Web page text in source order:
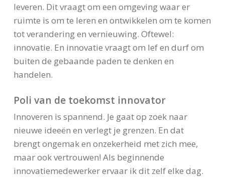
leveren. Dit vraagt om een omgeving waar er
ruimte is om te leren en ontwikkelen om te komen
tot verandering en vernieuwing. Oftewel:
innovatie. En innovatie vraagt om lef en durf om
buiten de gebaande paden te denken en
handelen.
Poli van de toekomst innovator
Innoveren is spannend. Je gaat op zoek naar
nieuwe ideeën en verlegt je grenzen. En dat
brengt ongemak en onzekerheid met zich mee,
maar ook vertrouwen! Als beginnende
innovatiemedewerker ervaar ik dit zelf elke dag.